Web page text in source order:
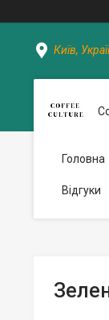
Київ,
Головна
Відгуки